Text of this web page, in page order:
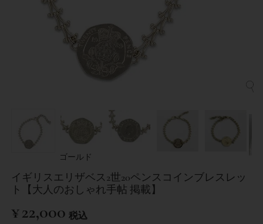
ゴールド
イギリスエリザベス2世20ペンスコインブレスレッ
ト【大人のおしゃれ手帖 掲載】
¥22,000 税込